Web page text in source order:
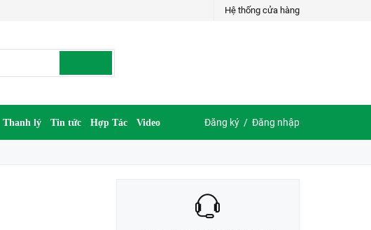
Hệ thống cửa hàng
Thanh lý Tin tức Hợp Tác Video Đăng ký / Đăng nhập
LIÊN HỆ ĐẶT HÀNG